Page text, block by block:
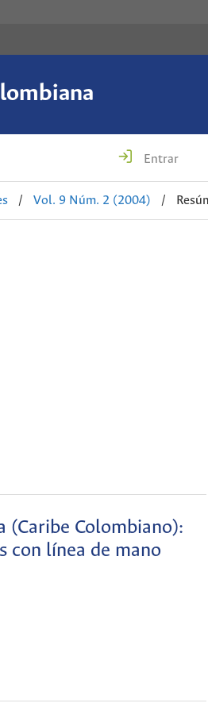
Entrar
/ Vol. 9 Núm. 2 (2004) /
(Caribe Colombiano):
con línea de mano